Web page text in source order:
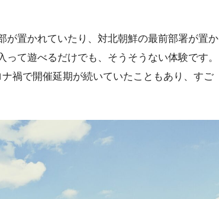
置かれていたり、対北朝鮮の最前部署が置か
て遊べるだけでも、そうそうない体験です。
禍で開催延期が続いていたこともあり、すご